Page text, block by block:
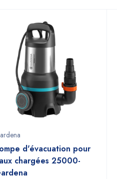
d'évacuation pour
chargées 25000-